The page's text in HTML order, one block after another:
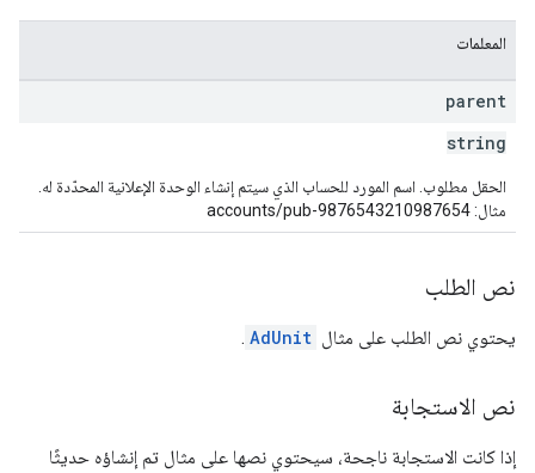
المعلمات
parent
string
الحقل مطلوب. اسم المورد للحساب الذي سيتم إنشاء الوحدة الإعلانية المحدّدة له.
مثال: accounts/pub-9876543210987654
نص الطلب
يحتوي نص الطلب على مثال AdUnit
.
نص الاستجابة
إذا كانت الاستجابة ناجحة، سيحتوي نصها على مثال تم إنشاؤه حديثًا